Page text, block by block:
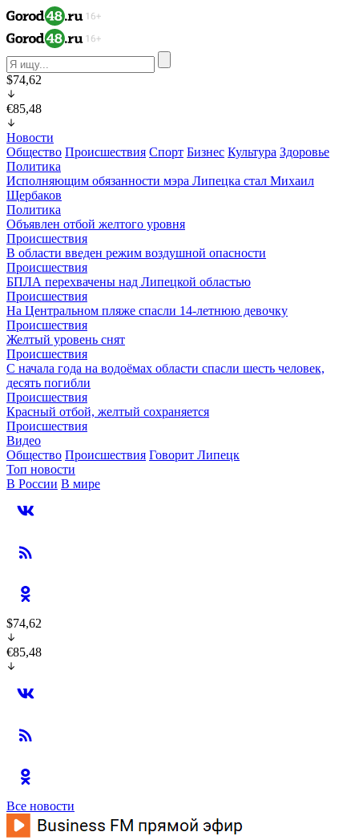
$74,62
€85,48
Новости
Общество Происшествия Спорт Бизнес Культура Здоровье
Политика
Исполняющим обязанности мэра Липецка стал Михаил
Щербаков
Политика
Объявлен отбой желтого уровня
Происшествия
В области введен режим воздушной опасности
Происшествия
БПЛА перехвачены над Липецкой областью
Происшествия
На Центральном пляже спасли 14-летнюю девочку
Происшествия
Желтый уровень снят
Происшествия
С начала года на водоёмах области спасли шесть человек,
десять погибли
Происшествия
Красный отбой, желтый сохраняется
Происшествия
Видео
Общество Происшествия Говорит Липецк
Топ новости
В России В мире
$74,62
€85,48
Все новости